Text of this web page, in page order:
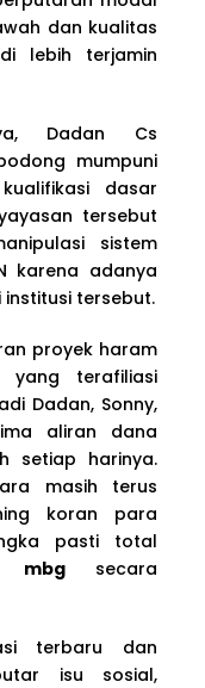
dan kualitas
lebih terjamin
Dadan Cs
mumpuni
dasar
tersebut
sistem
karena adanya
tersebut.
proyek haram
yang terafiliasi
Dadan, Sonny,
aliran dana
setiap harinya.
masih terus
koran para
pasti total
mbgsecara
terbaru dan
isu sosial,